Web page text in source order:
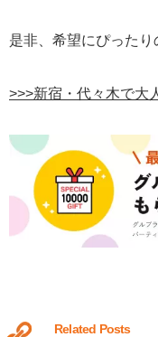
是非、希望にぴったり
>>>新宿・代々木で大
Related Posts